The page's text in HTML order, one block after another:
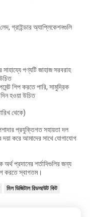
গ্রাইন্ডার অ্যাপ্লিকেশনগুলি
পণ্যটি জাহাজ সরবরাহ
শিপ করতে পারি, সামুদ্রিক
হওয়া উচিত
থেকে)
প্রযুক্তিগত সহায়তা দল
করে আমাদের সাথে যোগাযোগ
প্রদানের শর্তাদিগুলির জন্য
করতে স্বাগতম।
মিল ডিজিটাল রিডআউট কিট